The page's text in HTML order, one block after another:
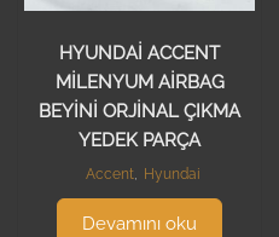
HYUNDAİ ACCENT
MİLENYUM AİRBAG
BEYİNİ ORJİNAL ÇIKMA
YEDEK PARÇA
Accent, Hyundai
Devamını oku